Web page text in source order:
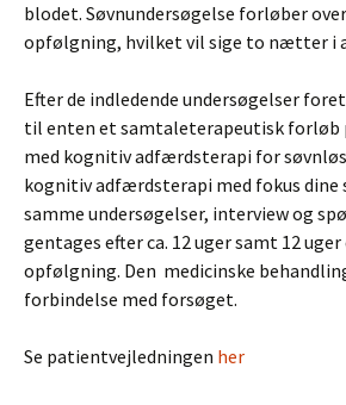
blodet. Søvnundersøgelse forløber
opfølgning, hvilket vil sige to nætter i
Efter de indledende undersøgelser
til enten et samtaleterapeutisk forløb
med kognitiv adfærdsterapi for
kognitiv adfærdsterapi med fokus dine
samme undersøgelser, interview og
gentages efter ca. 12 uger samt 12 uger
opfølgning. Den medicinske
forbindelse med forsøget.
Se patientvejledningen her